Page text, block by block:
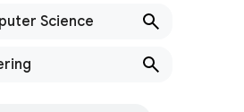
Science